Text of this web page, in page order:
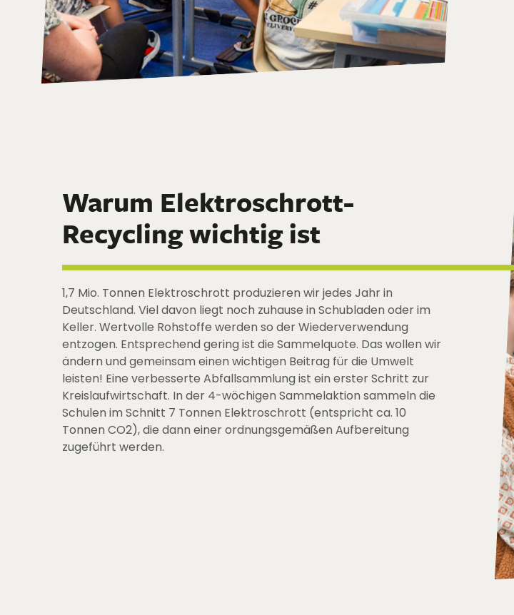
Warum Elektroschrott-
Recycling wichtig ist
1,7 Mio. Tonnen Elektroschrott produzieren wir jedes Jahr in
Deutschland. Viel davon liegt noch zuhause in Schubladen oder im
Keller. Wertvolle Rohstoffe werden so der Wiederverwendung
entzogen. Entsprechend gering ist die Sammelquote. Das wollen wir
ändern und gemeinsam einen wichtigen Beitrag für die Umwelt
leisten! Eine verbesserte Abfallsammlung ist ein erster Schritt zur
Kreislaufwirtschaft. In der 4-wöchigen Sammelaktion sammeln die
Schulen im Schnitt 7 Tonnen Elektroschrott (entspricht ca. 10
Tonnen CO2), die dann einer ordnungsgemäßen Aufbereitung
zugeführt werden.